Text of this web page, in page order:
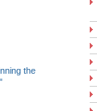
the